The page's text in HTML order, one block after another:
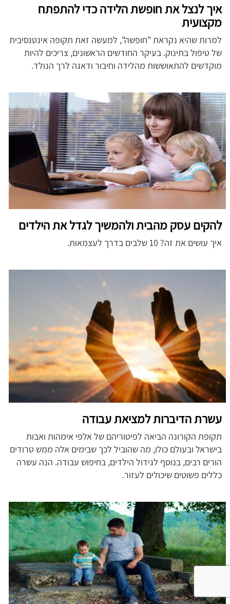
איך לנצל את חופשת הלידה כדי להתפתח
מקצועית
למרות שהיא נקראת "חופשה", למעשה זאת תקופה אינטנסיבית
של טיפול בתינוק. בעיקר החודשים הראשונים, צריכים להיות
מוקדשים להתאוששות מהלידה וחיבור ודאגה לרך הנולד.
להקים עסק מהבית ולהמשיך לגדל את הילדים
איך עושים את זה? 10 שלבים בדרך לעצמאות.
עשרת הדיברות למציאת עבודה
תקופת הקורונה הביאה לפיטוריהם של אלפי אימהות ואבות
בישראל ובעולם כולו, מה שהוביל לכך שבימים אלה ממש טרודים
הורים רבים, בנוסף לגידול הילדים, בחיפוש עבודה. הנה עשרה
כללים פשוטים שיכולים לעזור.